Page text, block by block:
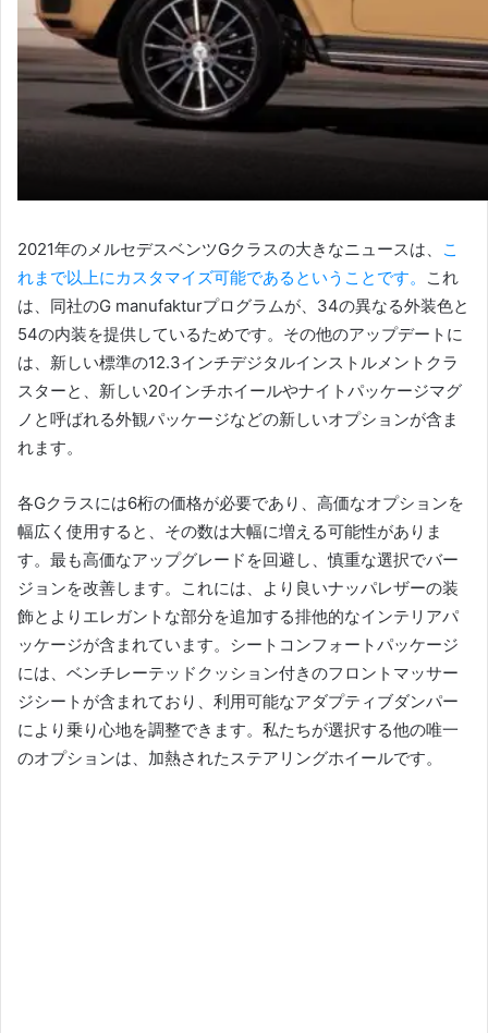
2021年のメルセデスベンツGクラスの大きなニュースは、
こ
れまで以上にカスタマイズ可能であるということです。
これ
は、同社のG manufakturプログラムが、34の異なる外装色と
54の内装を提供しているためです。 その他のアップデートに
は、新しい標準の12.3インチデジタルインストルメントクラ
スターと、新しい20インチホイールやナイトパッケージマグ
ノと呼ばれる外観パッケージなどの新しいオプションが含ま
れます。
各Gクラスには6桁の価格が必要であり、高価なオプションを
幅広く使用すると、その数は大幅に増える可能性がありま
す。 最も高価なアップグレードを回避し、慎重な選択でバー
ジョンを改善します。
これには、より良いナッパレザーの装
飾とよりエレガントな部分を追加する排他的なインテリアパ
ッケージが含まれています。 シートコンフォートパッケージ
には、ベンチレーテッドクッション付きのフロントマッサー
ジシートが含まれており、利用可能なアダプティブダンパー
により乗り心地を調整できます。 私たちが選択する他の唯一
のオプションは、加熱されたステアリングホイールです。